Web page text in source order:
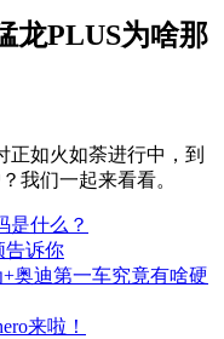
龙PLUS为啥那
正如火如荼进行中，到
我们一起来看看。
是什么？
告诉你
奥迪第一车究竟有啥硬
来啦！